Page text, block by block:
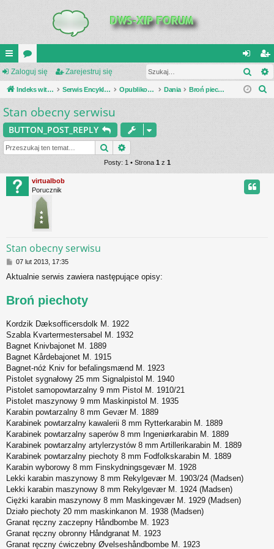
UI
C
K
_L
IN
or
a
al
og
ar
ej
Zaloguj się Zarejestruj się
Indeks witryny Serwis Encyklopedia Uzbrojenia Opublikowane zestawienia Dania Broń piechoty
Stan obecny serwisu
BUTTON_POST_REPLY
Szukaj
Posty: 1 • Strona 1 z 1
virtualbob
Porucznik
Stan obecny serwisu
P
s
07 lut 2013, 17:35
Aktualnie serwis zawiera następujące opisy:
Broń piechoty
Kordzik Dæksofficersdolk M. 1922
Szabla Kvartermestersabel M. 1932
Bagnet Knivbajonet M. 1889
Bagnet Kårdebajonet M. 1915
Bagnet-nóż Kniv for befalingsmænd M. 1923
Pistolet sygnałowy 25 mm Signalpistol M. 1940
Pistolet samopowtarzalny 9 mm Pistol M. 1910/21
Pistolet maszynowy 9 mm Maskinpistol M. 1935
Karabin powtarzalny 8 mm Gevær M. 1889
Karabinek powtarzalny kawalerii 8 mm Rytterkarabin M. 1889
Karabinek powtarzalny saperów 8 mm Ingeniørkarabin M. 1889
Karabinek powtarzalny artylerzystów 8 mm Artillerikarabin M. 1889
Karabinek powtarzalny piechoty 8 mm Fodfolkskarabin M. 1889
Karabin wyborowy 8 mm Finskydningsgevær M. 1928
Lekki karabin maszynowy 8 mm Rekylgevær M. 1903/24 (Madsen)
Lekki karabin maszynowy 8 mm Rekylgevær M. 1924 (Madsen)
Ciężki karabin maszynowy 8 mm Maskingevær M. 1929 (Madsen)
Działo piechoty 20 mm maskinkanon M. 1938 (Madsen)
Granat ręczny zaczepny Håndbombe M. 1923
Granat ręczny obronny Håndgranat M. 1923
Granat ręczny ćwiczebny Øvelseshåndbombe M. 1923